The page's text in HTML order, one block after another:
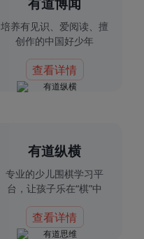
培养有见识、爱阅读、擅
创作的中国好少年
查看详情
有道纵横
专业的少儿围棋学习平
台，让孩子乐在“棋”中
查看详情